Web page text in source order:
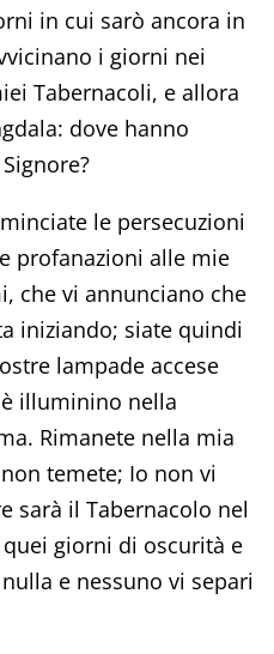
in cui sarò ancora in
i giorni nei
Tabernacoli, e allora
dove hanno
le persecuzioni
profanazioni alle mie
che vi annunciano che
iniziando; siate quindi
lampade accese
illuminino nella
Rimanete nella mia
temete; Io non vi
sarà il Tabernacolo nel
giorni di oscurità e
e nessuno vi separi